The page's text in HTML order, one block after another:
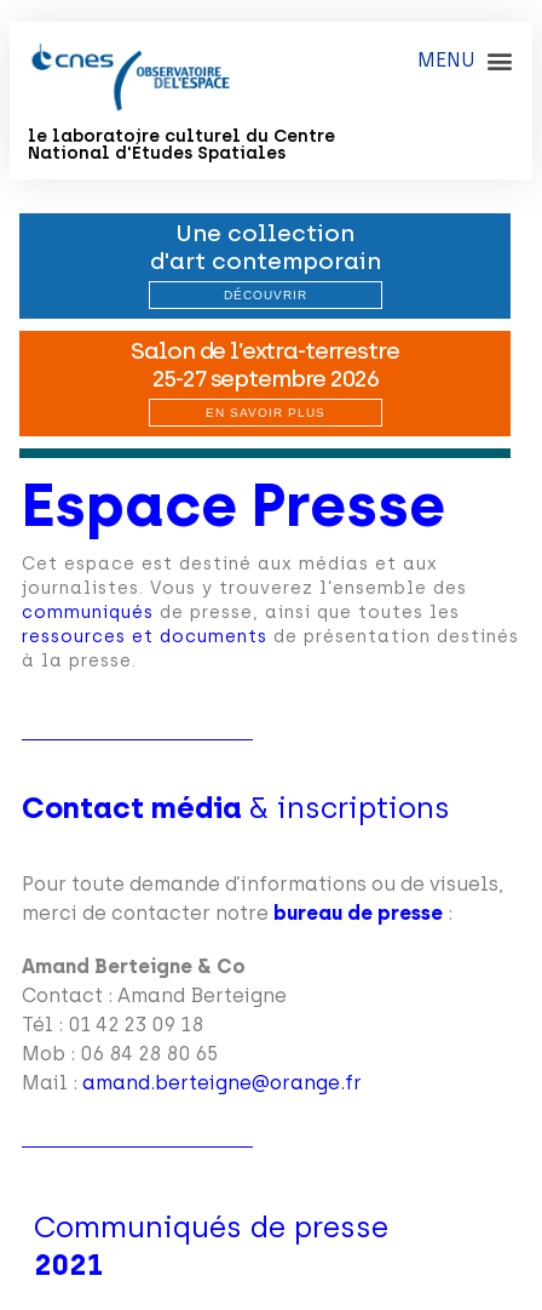
le laboratoire culturel du Centre
National d'Études Spatiales
Espace Presse
Cet espace est destiné aux médias et aux
journalistes. Vous y trouverez l’ensemble des
communiqués de presse, ainsi que toutes les
ressources et documents de présentation destinés
à la presse.
Contact média & inscriptions
Pour toute demande d’informations ou de visuels,
merci de contacter notre bureau de presse :
Amand Berteigne & Co
Contact : Amand Berteigne
Tél : 01 42 23 09 18
Mob : 06 84 28 80 65
Mail : amand.berteigne@orange.fr
Communiqués de presse
2021